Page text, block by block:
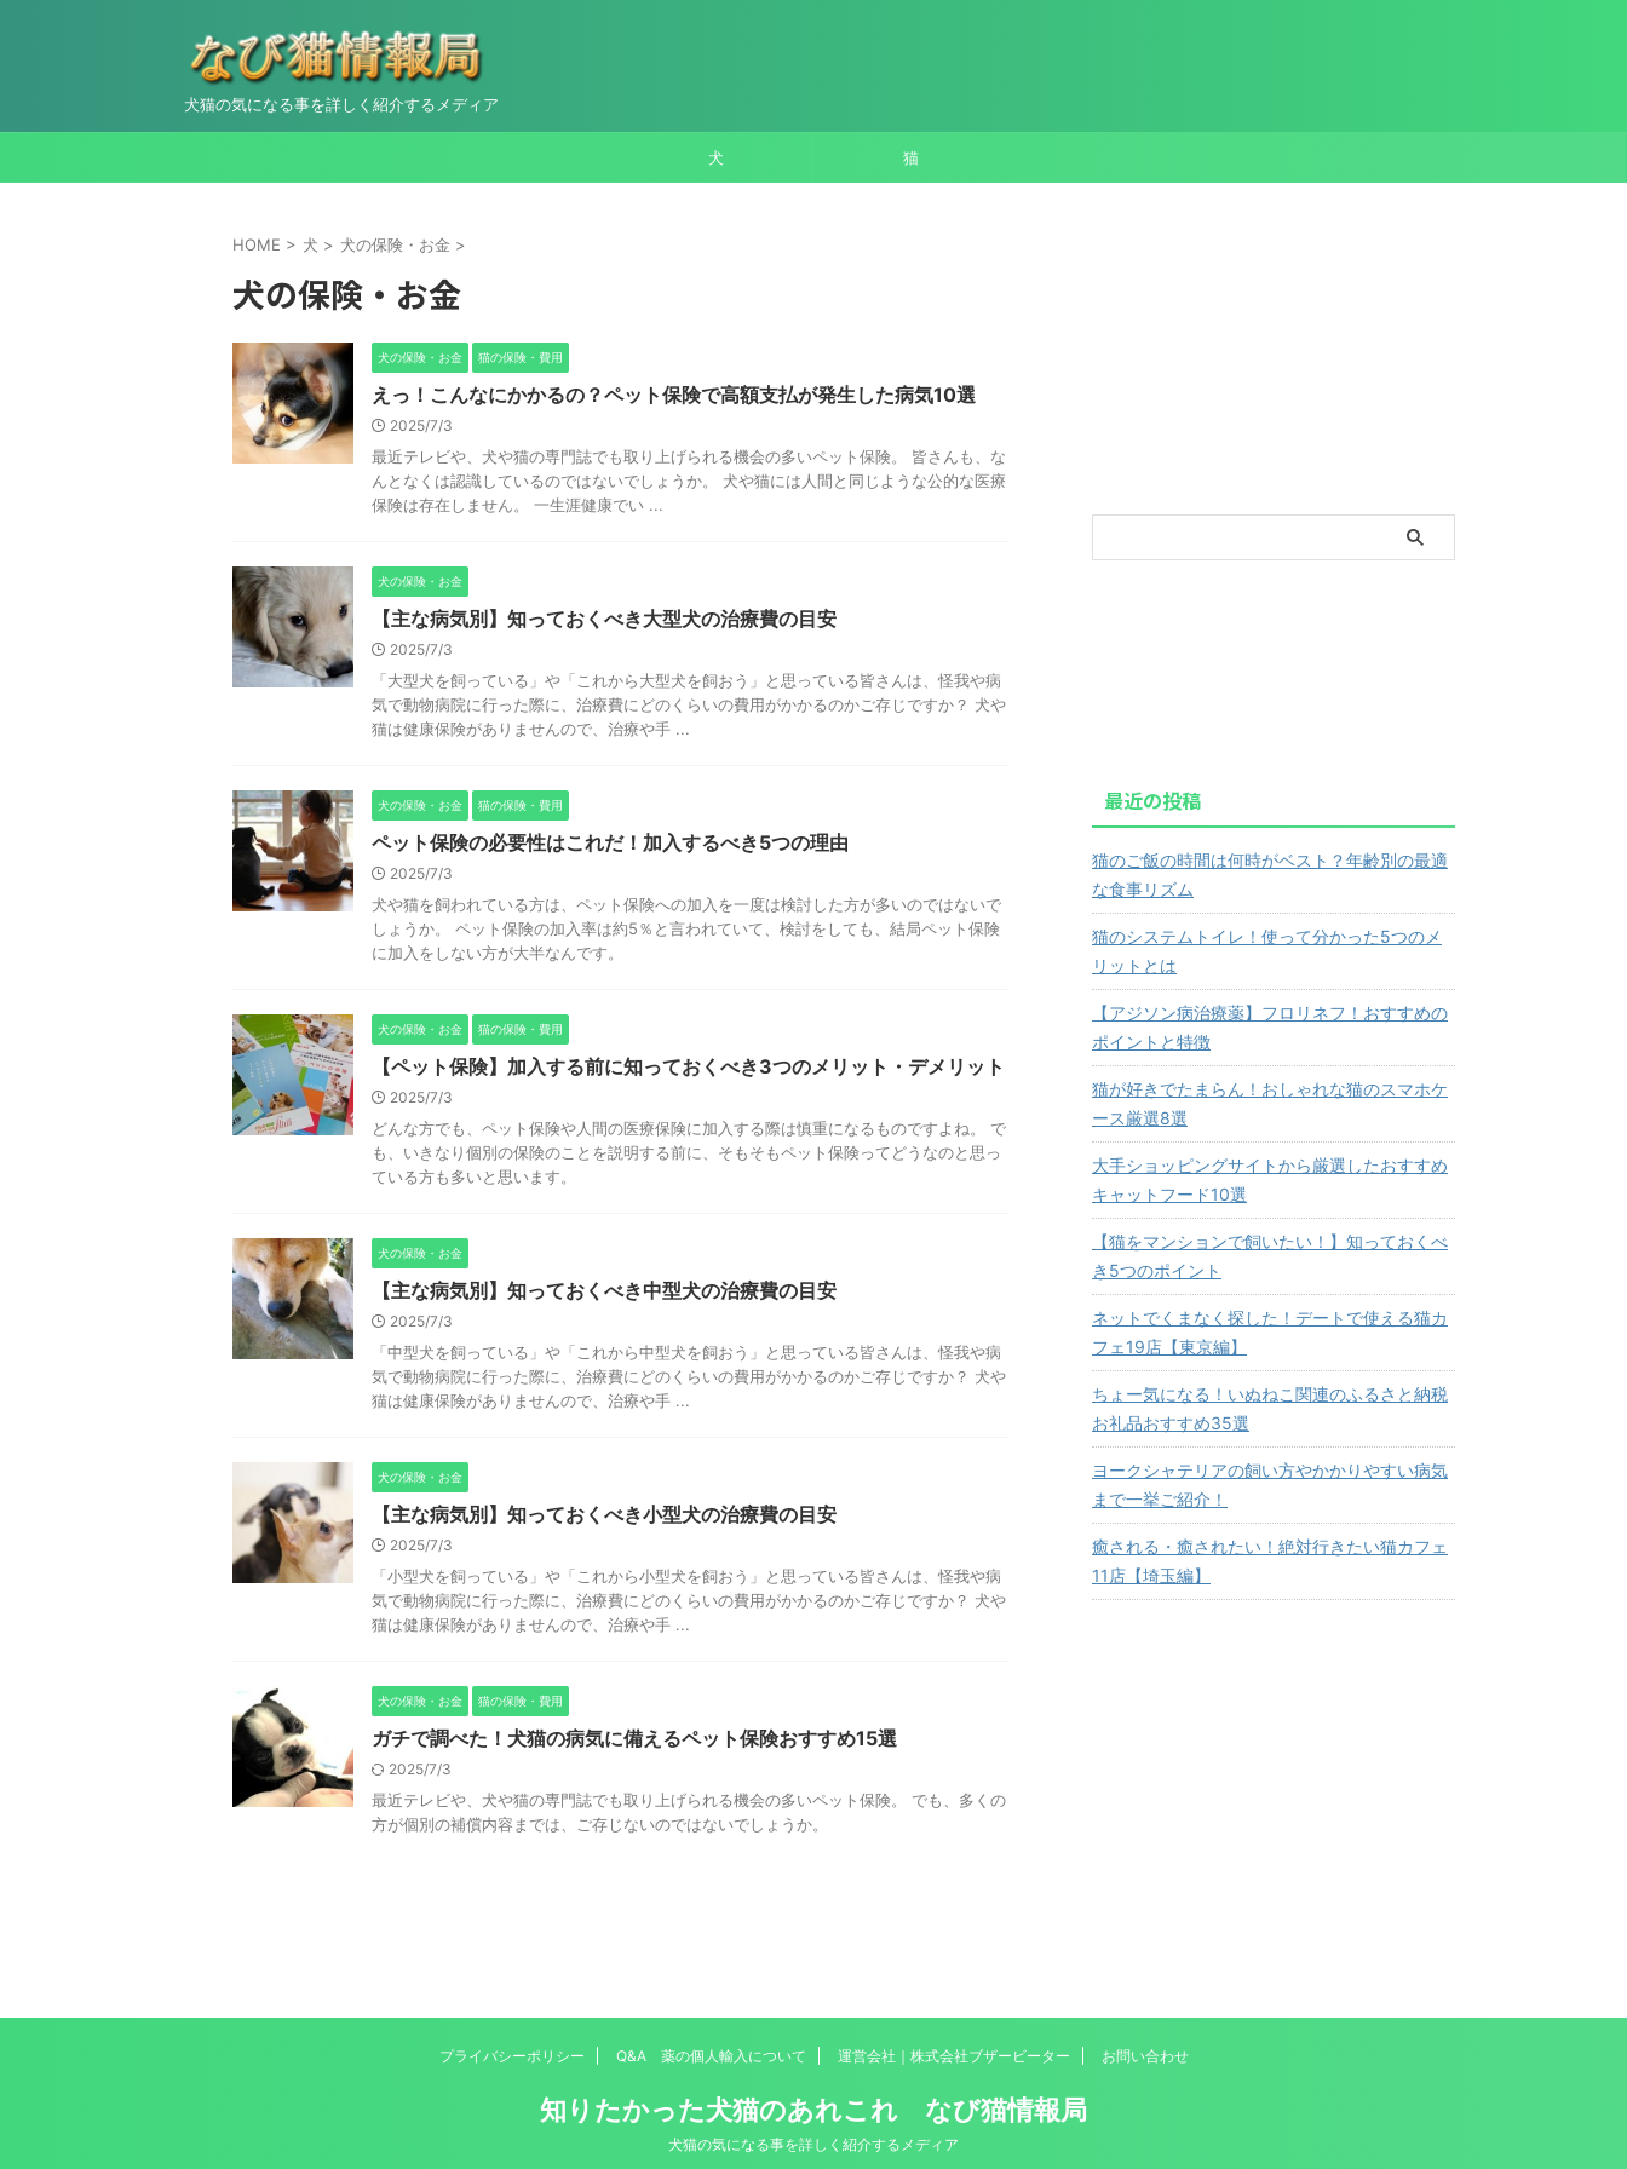
犬猫の気になる事を詳しく紹介するメディア
犬 猫
HOME > 犬 > 犬の保険・お金 >
犬の保険・お金
犬の保険・お金 猫の保険・費用
えっ！こんなにかかるの？ペット保険で高額支払が発生した病気10選
2025/7/3
最近テレビや、犬や猫の専門誌でも取り上げられる機会の多いペット保険。 皆さんも、な
んとなくは認識しているのではないでしょうか。 犬や猫には人間と同じような公的な医療
保険は存在しません。 一生涯健康でい ...
犬の保険・お金
【主な病気別】知っておくべき大型犬の治療費の目安
2025/7/3
「大型犬を飼っている」や「これから大型犬を飼おう」と思っている皆さんは、怪我や病
気で動物病院に行った際に、治療費にどのくらいの費用がかかるのかご存じですか？ 犬や
猫は健康保険がありませんので、治療や手 ...
犬の保険・お金 猫の保険・費用
ペット保険の必要性はこれだ！加入するべき5つの理由
2025/7/3
犬や猫を飼われている方は、ペット保険への加入を一度は検討した方が多いのではないで
しょうか。 ペット保険の加入率は約5％と言われていて、検討をしても、結局ペット保険
に加入をしない方が大半なんです。
犬の保険・お金 猫の保険・費用
【ペット保険】加入する前に知っておくべき3つのメリット・デメリット
2025/7/3
どんな方でも、ペット保険や人間の医療保険に加入する際は慎重になるものですよね。 で
も、いきなり個別の保険のことを説明する前に、そもそもペット保険ってどうなのと思っ
ている方も多いと思います。
犬の保険・お金
【主な病気別】知っておくべき中型犬の治療費の目安
2025/7/3
「中型犬を飼っている」や「これから中型犬を飼おう」と思っている皆さんは、怪我や病
気で動物病院に行った際に、治療費にどのくらいの費用がかかるのかご存じですか？ 犬や
猫は健康保険がありませんので、治療や手 ...
犬の保険・お金
【主な病気別】知っておくべき小型犬の治療費の目安
2025/7/3
「小型犬を飼っている」や「これから小型犬を飼おう」と思っている皆さんは、怪我や病
気で動物病院に行った際に、治療費にどのくらいの費用がかかるのかご存じですか？ 犬や
猫は健康保険がありませんので、治療や手 ...
犬の保険・お金 猫の保険・費用
ガチで調べた！犬猫の病気に備えるペット保険おすすめ15選
2025/7/3
最近テレビや、犬や猫の専門誌でも取り上げられる機会の多いペット保険。 でも、多くの
方が個別の補償内容までは、ご存じないのではないでしょうか。
最近の投稿
猫のご飯の時間は何時がベスト？年齢別の最適
な食事リズム
猫のシステムトイレ！使って分かった5つのメ
リットとは
【アジソン病治療薬】フロリネフ！おすすめの
ポイントと特徴
猫が好きでたまらん！おしゃれな猫のスマホケ
ース厳選8選
大手ショッピングサイトから厳選したおすすめ
キャットフード10選
【猫をマンションで飼いたい！】知っておくべ
き5つのポイント
ネットでくまなく探した！デートで使える猫カ
フェ19店【東京編】
ちょー気になる！いぬねこ関連のふるさと納税
お礼品おすすめ35選
ヨークシャテリアの飼い方やかかりやすい病気
まで一挙ご紹介！
癒される・癒されたい！絶対行きたい猫カフェ
11店【埼玉編】
プライバシーポリシー Q&A 薬の個人輸入について 運営会社｜株式会社ブザービーター お問い合わせ
知りたかった犬猫のあれこれ なび猫情報局
犬猫の気になる事を詳しく紹介するメディア